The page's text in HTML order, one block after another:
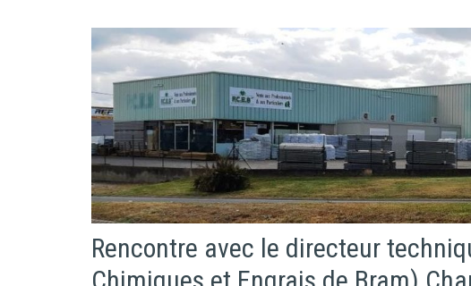
Rencontre avec le directeur